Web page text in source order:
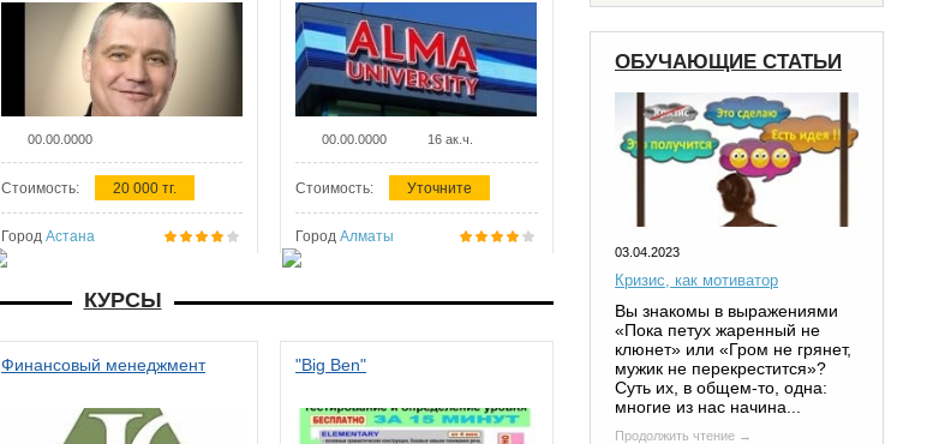
00.00.0000
Стоимость: 20 000 тг.
Город Астана
00.00.0000 16 ак.ч.
Стоимость: Уточните
Город Алматы
КУРСЫ
Финансовый менеджмент "Big Ben"
ОБУЧАЮЩИЕ СТАТЬИ
03.04.2023
Кризис, как мотиватор
Вы знакомы в выражениями
«Пока петух жаренный не
клюнет» или «Гром не грянет,
мужик не перекрестится»?
Суть их, в общем-то, одна:
многие из нас начина...
Продолжить чтение →